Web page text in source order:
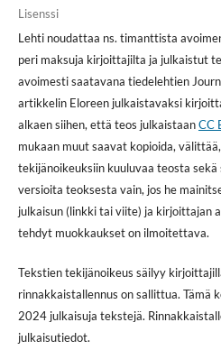
Lisenssi
Lehti noudattaa ns. timanttista
peri maksuja kirjoittajilta ja julkaistut
avoimesti saatavana tiedelehtien
artikkelin Eloreen julkaistavaksi
alkaen siihen, että teos julkaistaanCC
mukaan muut saavat kopioida,
tekijänoikeuksiin kuuluvaa teosta
versioita teoksesta vain, jos he
julkaisun (linkki tai viite) ja kirjoittajan
tehdyt muokkaukset on ilmoitettava.
Tekstien tekijänoikeus säilyy
rinnakkaistallennus on sallittua. Tämä
2024 julkaisuja tekstejä.
julkaisutiedot.